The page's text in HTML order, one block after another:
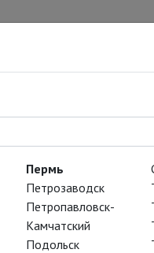
Пермь
Петрозаводск
Петропавловск-
Камчатский
Подольск